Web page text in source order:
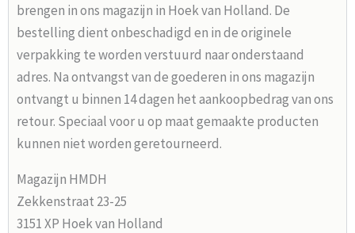
brengen in ons magazijn in Hoek van Holland. De
bestelling dient onbeschadigd en in de originele
verpakking te worden verstuurd naar onderstaand
adres. Na ontvangst van de goederen in ons magazijn
ontvangt u binnen 14 dagen het aankoopbedrag van ons
retour. Speciaal voor u op maat gemaakte producten
kunnen niet worden geretourneerd.
Magazijn HMDH
Zekkenstraat 23-25
3151 XP Hoek van Holland